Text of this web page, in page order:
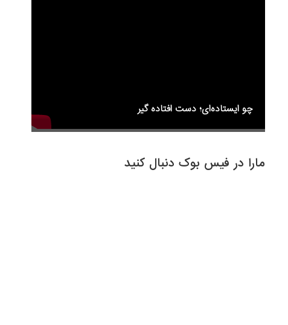
چو ایستاده‌ای؛ دست افتاده گیر
مارا در فیس بوک دنبال کنید